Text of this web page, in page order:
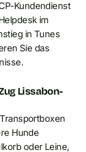
Kundendienst
im
in Tunes
Sie das
Lissabon-
Hunde
oder Leine,